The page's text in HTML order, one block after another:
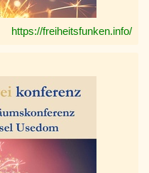
https://freiheitsfunken.info/